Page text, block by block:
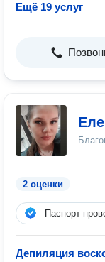
Ещё 19 услуг
2 оценки
Паспорт
Депиляция